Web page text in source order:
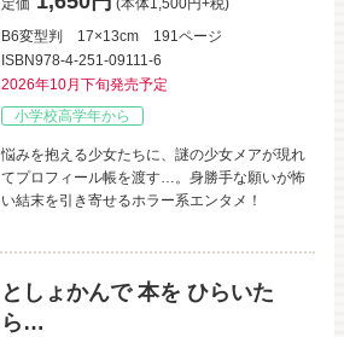
定価
(本体1,500円+税)
B6変型判
17×13cm
191ページ
ISBN978-4-251-09111-6
2026年10月下旬発売予定
小学校高学年から
悩みを抱える少女たちに、謎の少女メアが現れ
てプロフィール帳を渡す…。身勝手な願いが怖
い結末を引き寄せるホラー系エンタメ！
としょかんで 本を ひらいた
ら…